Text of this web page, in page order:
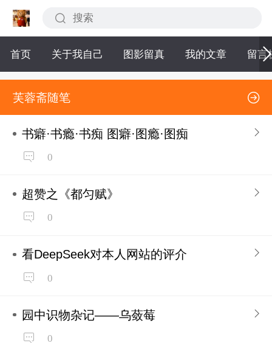
首页 关于我自己 图影留真 我的文章 留言
芙蓉斋随笔
书癖·书瘾·书痴 图癖·图瘾·图痴
0
超赞之《都匀赋》
0
看DeepSeek对本人网站的评介
0
园中识物杂记——乌蔹莓
0